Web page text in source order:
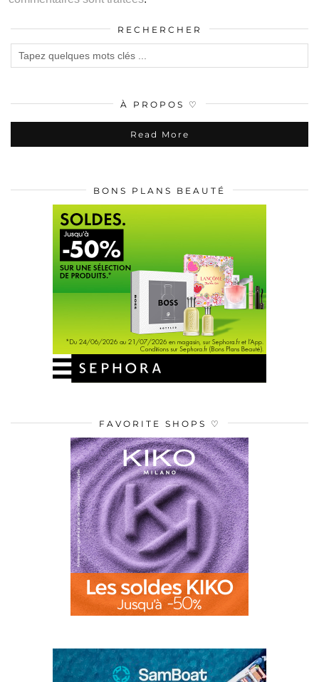
RECHERCHER
À PROPOS ♡
Read More
BONS PLANS BEAUTÉ
FAVORITE SHOPS ♡